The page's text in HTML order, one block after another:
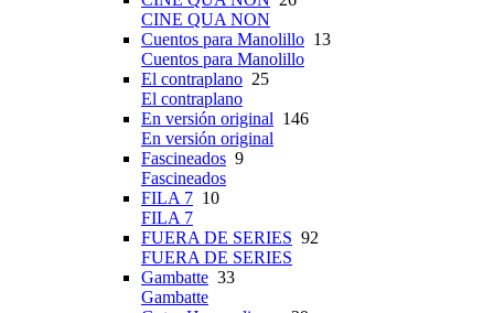
CINE QUA NON
Cuentos para Manolillo 13
Cuentos para Manolillo
El contraplano 25
El contraplano
En versión original 146
En versión original
Fascineados 9
Fascineados
FILA 7 10
FILA 7
FUERA DE SERIES 92
FUERA DE SERIES
Gambatte 33
Gambatte